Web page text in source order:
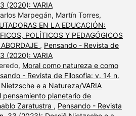
(2020): VARIA
Marpegán, Martín Torres,
EN LA EDUCACIÓN:
POLÍTICOS Y PEDAGÓGICOS
, Pensando - Revista de
(2020): VARIA
Moral como natureza e como
- Revista de Filosofia: v. 14 n.
e a Natureza/VARIA
pensamiento planetario de
Zaratustra , Pensando - Revista